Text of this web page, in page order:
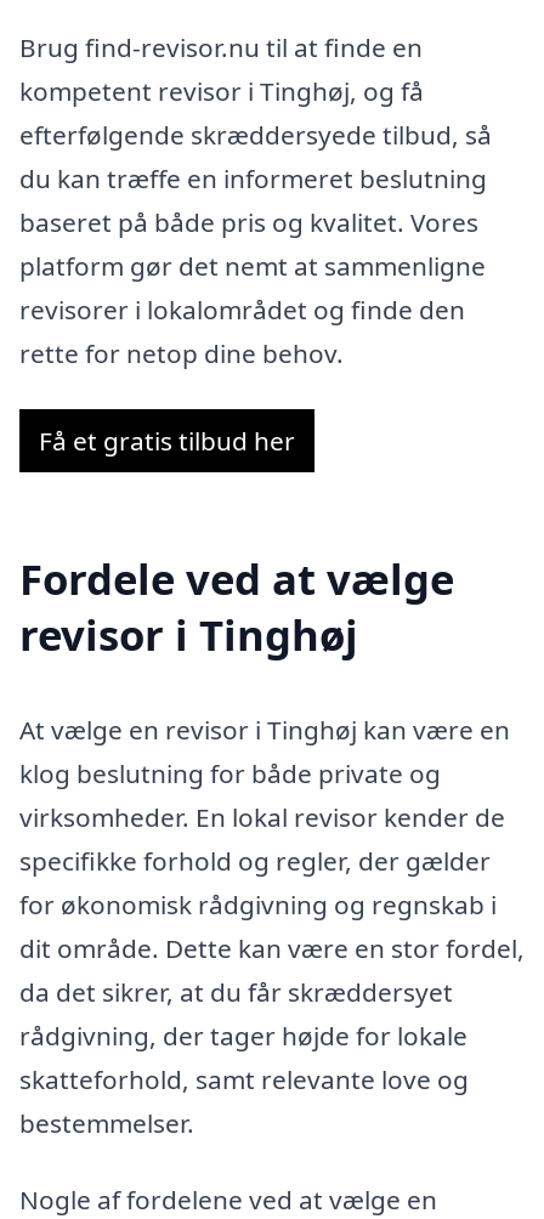
Brug find-revisor.nu til at finde en
kompetent revisor i Tinghøj, og få
efterfølgende skræddersyede tilbud, så
du kan træffe en informeret beslutning
baseret på både pris og kvalitet. Vores
platform gør det nemt at sammenligne
revisorer i lokalområdet og finde den
rette for netop dine behov.
Få et gratis tilbud her
Fordele ved at vælge
revisor i Tinghøj
At vælge en revisor i Tinghøj kan være en
klog beslutning for både private og
virksomheder. En lokal revisor kender de
specifikke forhold og regler, der gælder
for økonomisk rådgivning og regnskab i
dit område. Dette kan være en stor fordel,
da det sikrer, at du får skræddersyet
rådgivning, der tager højde for lokale
skatteforhold, samt relevante love og
bestemmelser.
Nogle af fordelene ved at vælge en